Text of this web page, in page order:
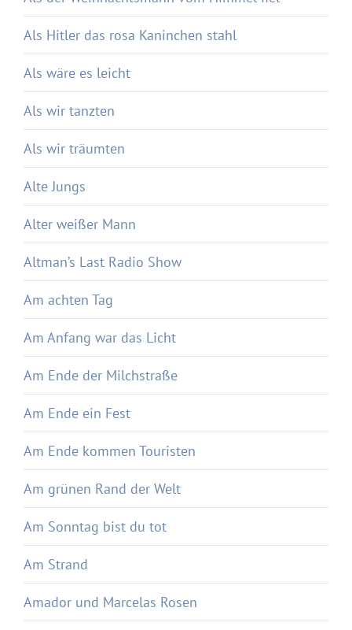
Als Hitler das rosa Kaninchen stahl
Als wäre es leicht
Als wir tanzten
Als wir träumten
Alte Jungs
Alter weißer Mann
Altman’s Last Radio Show
Am achten Tag
Am Anfang war das Licht
Am Ende der Milchstraße
Am Ende ein Fest
Am Ende kommen Touristen
Am grünen Rand der Welt
Am Sonntag bist du tot
Am Strand
Amador und Marcelas Rosen